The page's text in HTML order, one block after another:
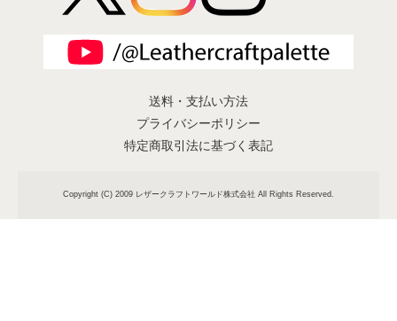
送料・支払い方法
プライバシーポリシー
特定商取引法に基づく表記
Copyright (C) 2009 レザークラフトワールド株式会社 All Rights Reserved.